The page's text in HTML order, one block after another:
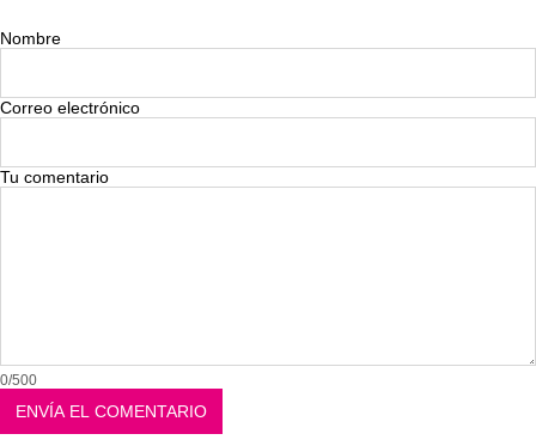
Nombre
Correo electrónico
Tu comentario
0/500